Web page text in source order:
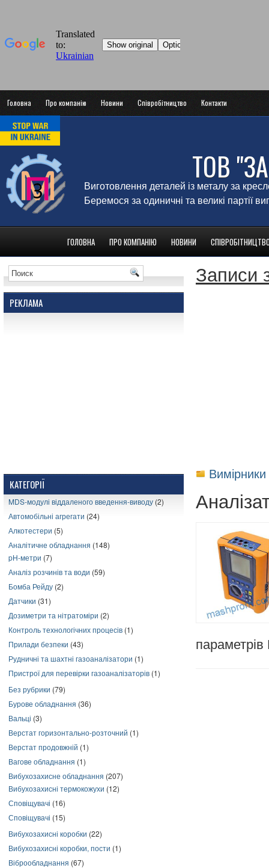
Головна Про компанію Новини Співробітництво Контакти
ТОВ
Виготовлення деталей із металу за
Беремося за одиничні та великі партії
ГОЛОВНА ПРО КОМПАНІЮ НОВИНИ
РЕКЛАМА
КАТЕГОРІЇ
MDS-модулі віддаленого введення-виводу (2)
Автомобільні агрегати (24)
Алкотестери (5)
Аналітичне обладнання (148)
pH-метри (7)
Аналіз розчинів та води (59)
Бомба Рейду (2)
Датчики (31)
Дозиметри та нітратоміри (2)
Контроль технологічних процесів (1)
Прилади безпеки (43)
Рудничні та шахтні газоаналізатори (1)
Пристрої для перевірки газоаналізаторів (1)
Без рубрики (79)
Бурове обладнання (36)
Вальці (3)
Верстат горизонтально-розточний (1)
Верстат продовжній (1)
Вагове обладнання (1)
Вибухозахисне обладнання (207)
Вибухозахисні термокожухи (12)
Сповіщувачі (16)
Сповіщувачі (15)
Вибухозахисні коробки (22)
Вибухозахисні коробки, пости (1)
Віброобладнання (67)
Записи